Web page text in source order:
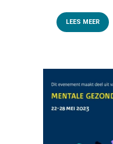
LEES MEER